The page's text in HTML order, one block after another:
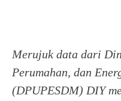
Merujuk data dari
Perumahan, dan
(DPUPESDM) DIY